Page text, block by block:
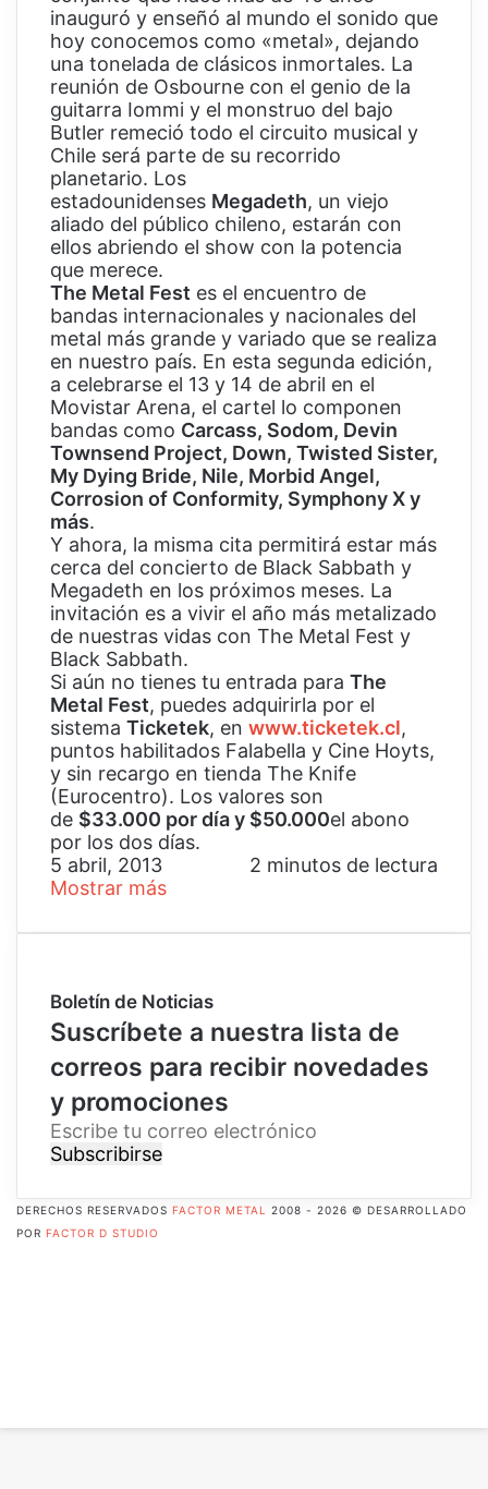
inauguró y enseñó al mundo el sonido que
hoy conocemos como «metal», dejando
una tonelada de clásicos inmortales. La
reunión de Osbourne con el genio de la
guitarra Iommi y el monstruo del bajo
Butler remeció todo el circuito musical y
Chile será parte de su recorrido
planetario. Los
estadounidenses Megadeth, un viejo
aliado del público chileno, estarán con
ellos abriendo el show con la potencia
que merece.
The Metal Fest es el encuentro de
bandas internacionales y nacionales del
metal más grande y variado que se realiza
en nuestro país. En esta segunda edición,
a celebrarse el 13 y 14 de abril en el
Movistar Arena, el cartel lo componen
bandas como Carcass, Sodom, Devin
Townsend Project, Down, Twisted Sister,
My Dying Bride, Nile, Morbid Angel,
Corrosion of Conformity, Symphony X y
más.
Y ahora, la misma cita permitirá estar más
cerca del concierto de Black Sabbath y
Megadeth en los próximos meses. La
invitación es a vivir el año más metalizado
de nuestras vidas con The Metal Fest y
Black Sabbath.
Si aún no tienes tu entrada para The
Metal Fest, puedes adquirirla por el
sistema Ticketek, en www.ticketek.cl,
puntos habilitados Falabella y Cine Hoyts,
y sin recargo en tienda The Knife
(Eurocentro). Los valores son
de $33.000 por día y $50.000el abono
por los dos días.
5 abril, 2013
2 minutos de lectura
Mostrar más
Boletín de Noticias
Suscríbete a nuestra lista de
correos para recibir novedades
y promociones
E
s
r
i
b
e
DERECHOS RESERVADOS FACTOR METAL
2008 - 2026 © DESARROLLADO
POR FACTOR D STUDIO